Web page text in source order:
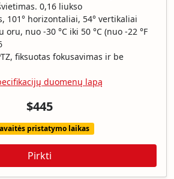
0,16 liukso
101° horizontaliai, 54° vertikaliai
oru, nuo -30 °C iki 50 °C (nuo -22 °F
fiksuotas fokusavimas ir be
duomenų lapą
$445
pristatymo laikas
Pirkti